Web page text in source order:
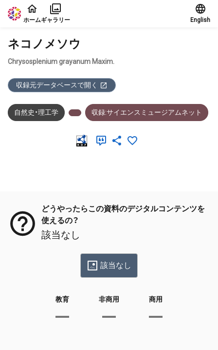
本文に飛ぶ
ホームギャラリー English
ネコノメソウ
Chrysosplenium grayanum Maxim.
収録元データベースで開く
自然史・理工学 収録:サイエンスミュージアムネット
どうやったらこの資料のデジタルコンテンツを
使えるの？
該当なし
該当なし
教育 非商用 商用